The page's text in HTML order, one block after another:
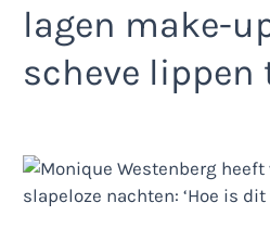
lagen make-
scheve lippen